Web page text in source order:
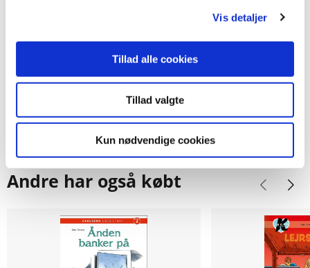
Vis detaljer
Tillad alle cookies
Tillad valgte
Kun nødvendige cookies
Se alle
Andre har også købt